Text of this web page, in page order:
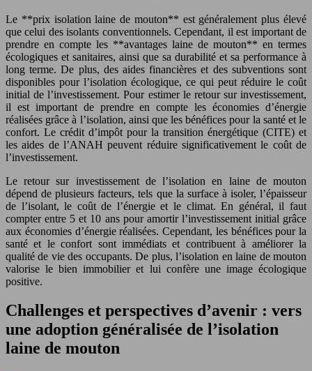
Le **prix isolation laine de mouton** est généralement plus élevé
que celui des isolants conventionnels. Cependant, il est important de
prendre en compte les **avantages laine de mouton** en termes
écologiques et sanitaires, ainsi que sa durabilité et sa performance à
long terme. De plus, des aides financières et des subventions sont
disponibles pour l’isolation écologique, ce qui peut réduire le coût
initial de l’investissement. Pour estimer le retour sur investissement,
il est important de prendre en compte les économies d’énergie
réalisées grâce à l’isolation, ainsi que les bénéfices pour la santé et le
confort. Le crédit d’impôt pour la transition énergétique (CITE) et
les aides de l’ANAH peuvent réduire significativement le coût de
l’investissement.
Le retour sur investissement de l’isolation en laine de mouton
dépend de plusieurs facteurs, tels que la surface à isoler, l’épaisseur
de l’isolant, le coût de l’énergie et le climat. En général, il faut
compter entre 5 et 10 ans pour amortir l’investissement initial grâce
aux économies d’énergie réalisées. Cependant, les bénéfices pour la
santé et le confort sont immédiats et contribuent à améliorer la
qualité de vie des occupants. De plus, l’isolation en laine de mouton
valorise le bien immobilier et lui confère une image écologique
positive.
Challenges et perspectives d’avenir : vers
une adoption généralisée de l’isolation
laine de mouton